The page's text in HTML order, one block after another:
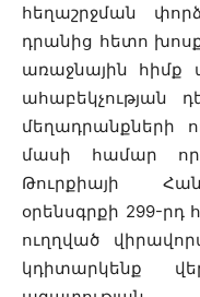
հեղաշրջման
դրանից հետո
առաջնային հիմք
ահաբեկչության
մեղադրանքների
մասի համար
Թուրքիայի
օրենսգրքի 299-րդ
ուղղված
կդիտարկենք